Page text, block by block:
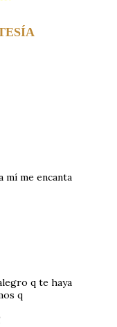
mí me encanta
q te haya
q